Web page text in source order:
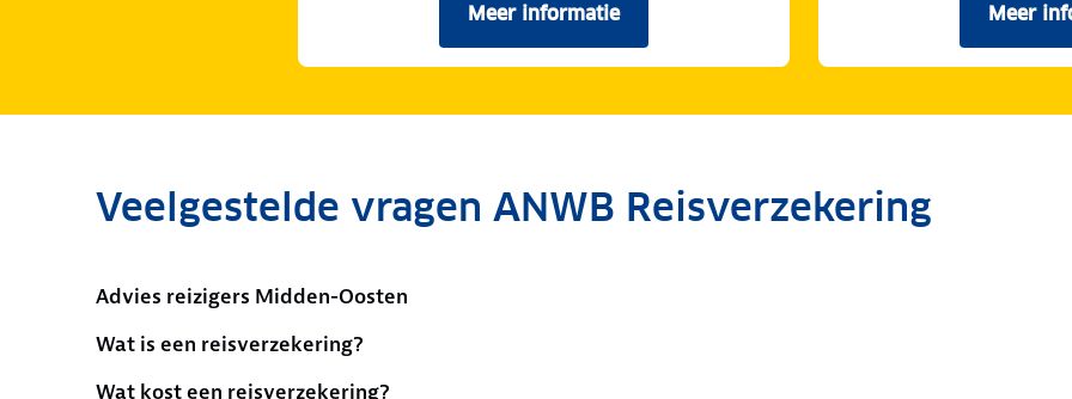
Meer informatieover de doorlopende reisverzekering. Meer
Veelgestelde vragen ANWB Reisverzekering
Advies reizigers Midden-Oosten
Wat is een reisverzekering?
Wat kost een reisverzekering?